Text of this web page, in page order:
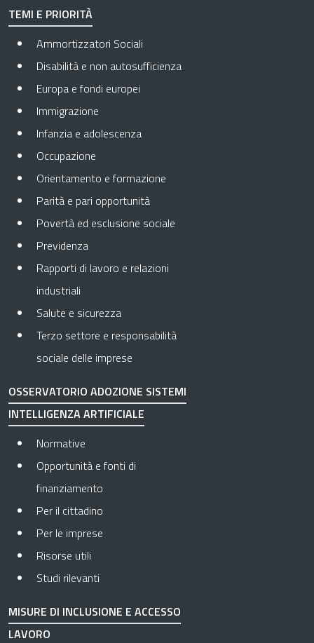
TEMI E PRIORITÀ
Ammortizzatori Sociali
Disabilità e non autosufficienza
Europa e fondi europei
Immigrazione
Infanzia e adolescenza
Occupazione
Orientamento e formazione
Parità e pari opportunità
Povertà ed esclusione sociale
Previdenza
Rapporti di lavoro e relazioni
industriali
Salute e sicurezza
Terzo settore e responsabilità
sociale delle imprese
OSSERVATORIO ADOZIONE SISTEMI
INTELLIGENZA ARTIFICIALE
Normative
Opportunità e fonti di
finanziamento
Per il cittadino
Per le imprese
Risorse utili
Studi rilevanti
MISURE DI INCLUSIONE E ACCESSO
LAVORO